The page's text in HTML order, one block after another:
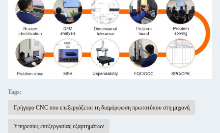
Tags:
Γρήγορο CNC που επεξεργάζεται τη διαμόρφωση πρωτοτύπου στη μηχανή
Υπηρεσίες επεξεργασίας εξαρτημάτων